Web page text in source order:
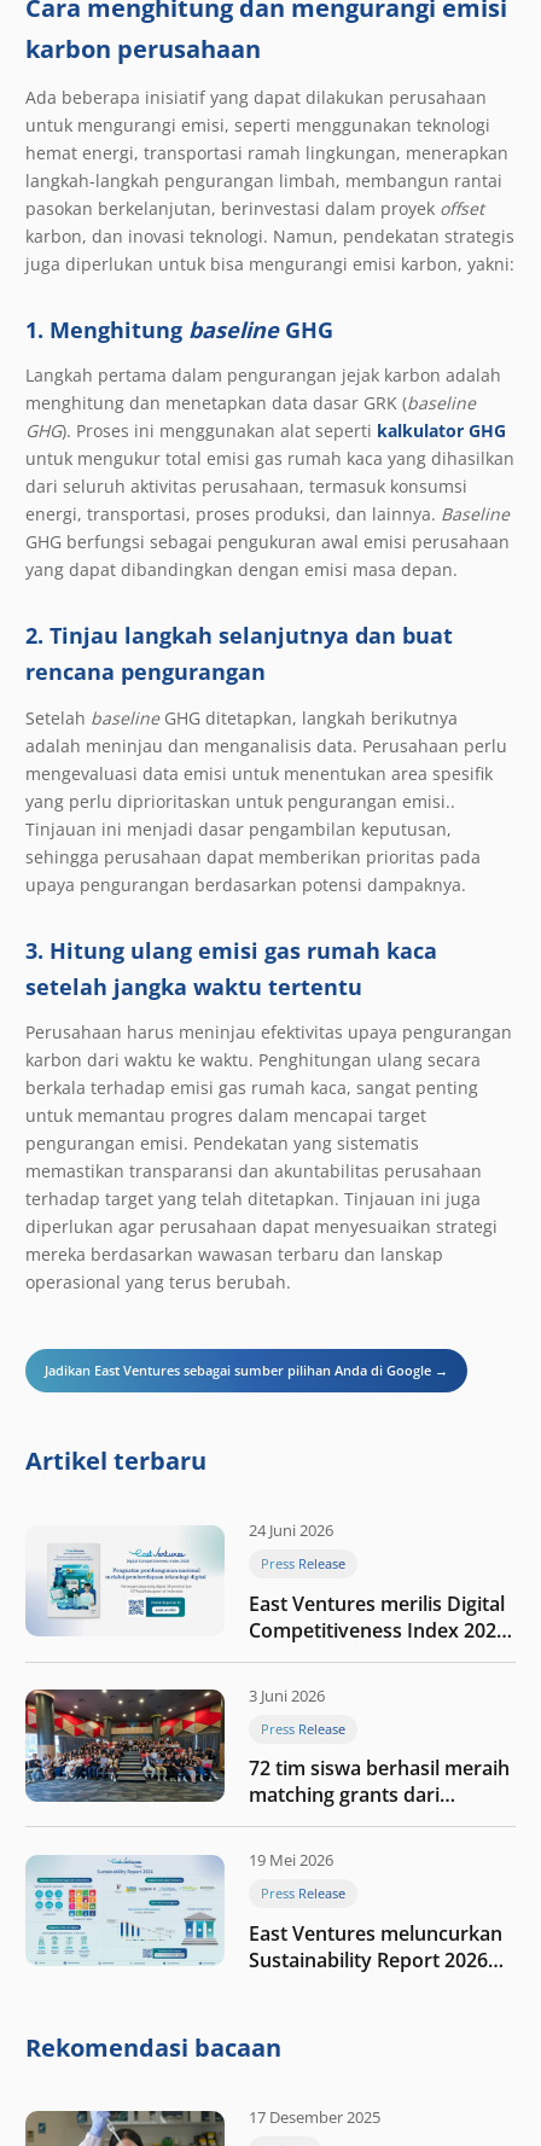
Cara menghitung dan mengurangi emisi
karbon perusahaan
Ada beberapa inisiatif yang dapat dilakukan perusahaan
untuk mengurangi emisi, seperti menggunakan teknologi
hemat energi, transportasi ramah lingkungan, menerapkan
langkah-langkah pengurangan limbah, membangun rantai
pasokan berkelanjutan, berinvestasi dalam proyek offset
karbon, dan inovasi teknologi. Namun, pendekatan strategis
juga diperlukan untuk bisa mengurangi emisi karbon, yakni:
1. Menghitung baselineGHG
Langkah pertama dalam pengurangan jejak karbon adalah
menghitung dan menetapkan data dasar GRK (baseline
GHG). Proses ini menggunakan alat seperti kalkulator GHG
untuk mengukur total emisi gas rumah kaca yang dihasilkan
dari seluruh aktivitas perusahaan, termasuk konsumsi
energi, transportasi, proses produksi, dan lainnya. Baseline
GHG berfungsi sebagai pengukuran awal emisi perusahaan
yang dapat dibandingkan dengan emisi masa depan.
2. Tinjau langkah selanjutnya dan buat
rencana pengurangan
Setelah baselineGHG ditetapkan, langkah berikutnya
adalah meninjau dan menganalisis data. Perusahaan perlu
mengevaluasi data emisi untuk menentukan area spesifik
yang perlu diprioritaskan untuk pengurangan emisi..
Tinjauan ini menjadi dasar pengambilan keputusan,
sehingga perusahaan dapat memberikan prioritas pada
upaya pengurangan berdasarkan potensi dampaknya.
3. Hitung ulang emisi gas rumah kaca
setelah jangka waktu tertentu
Perusahaan harus meninjau efektivitas upaya pengurangan
karbon dari waktu ke waktu. Penghitungan ulang secara
berkala terhadap emisi gas rumah kaca, sangat penting
untuk memantau progres dalam mencapai target
pengurangan emisi. Pendekatan yang sistematis
memastikan transparansi dan akuntabilitas perusahaan
terhadap target yang telah ditetapkan. Tinjauan ini juga
diperlukan agar perusahaan dapat menyesuaikan strategi
mereka berdasarkan wawasan terbaru dan lanskap
operasional yang terus berubah.
Jadikan East Ventures sebagai sumber pilihan Anda di Google →
Artikel terbaru
24 Juni 2026
Press Release
East Ventures merilis Digital
Competitiveness Index 2026,
menyoroti fase transformasi
digital Indonesia selanjutnya
3 Juni 2026
Press Release
72 tim siswa berhasil meraih
matching grants dari
program My First $1000
19 Mei 2026
Press Release
East Ventures meluncurkan
Sustainability Report 2026
nilai melalui kedisiplinan”
Rekomendasi bacaan
17 Desember 2025